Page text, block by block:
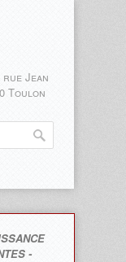
Jean
Toulon
-